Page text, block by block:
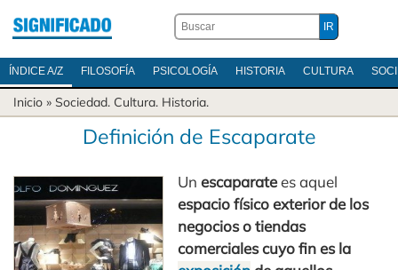
ÍNDICE A/Z FILOSOFÍA PSICOLOGÍA HISTORIA CULTURA
Inicio » Sociedad. Cultura. Historia.
Definición de Escaparate
Unescaparatees aquel
espacio físico exterior de los
negocios o tiendas
comerciales cuyo fin es la